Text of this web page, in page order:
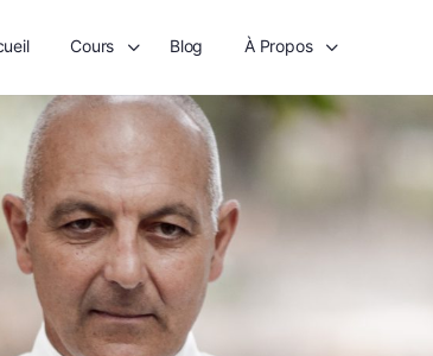
Cours Blog À Propos